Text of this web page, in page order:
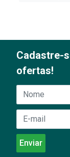
Cadastre-
ofertas!